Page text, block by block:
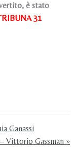
è stato
31
Ganassi
Vittorio Gassman »